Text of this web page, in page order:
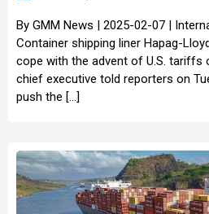
By GMM News | 2025-02-07 |
Container shipping liner Hapag-
cope with the advent of U.S. tariffs
chief executive told reporters on
push the […]